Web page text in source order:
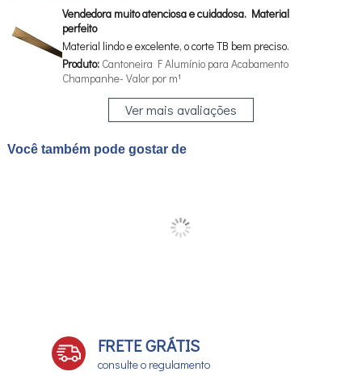
Vendedora muito atenciosa e cuidadosa. Material
perfeito
Material lindo e excelente, o corte TB bem preciso.
Produto:Cantoneira F Alumínio para Acabamento
Champanhe- Valor por m¹
Ver mais avaliações
Você também pode gostar de
FRETE GRÁTIS
consulte o regulamento